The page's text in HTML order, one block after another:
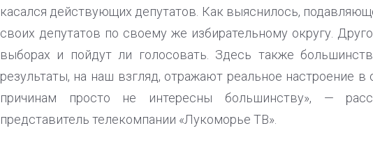
касался действующих депутатов. Как выяснилось,
своих депутатов по своему же избирательному округу.
выборах и пойдут ли голосовать. Здесь также
результаты, на наш взгляд, отражают реальное настроение
причинам просто не интересны большинству», —
представитель телекомпании «Лукоморье ТВ».